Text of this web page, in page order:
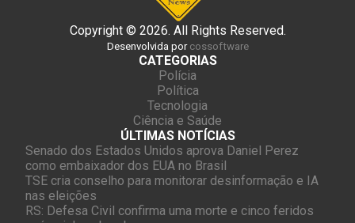
Copyright © 2026. All Rights Reserved.
Desenvolvida por cossoftware
CATEGORIAS
Polícia
Política
Tecnologia
Ciência e Saúde
ÚLTIMAS NOTÍCIAS
Senado dos Estados Unidos aprova Daniel Perez
como embaixador dos EUA no Brasil
TSE cria conselho para monitorar desinformação e IA
nas eleições
RS: Defesa Civil confirma uma morte e cinco feridos